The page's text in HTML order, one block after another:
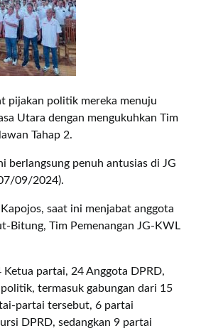
pijakan politik mereka menuju
Utara dengan mengukuhkan Tim
Tahap 2.
berlangsung penuh antusias di JG
09/2024).
saat ini menjabat anggota
Bitung, Tim Pemenangan JG-KWL
partai, 24 Anggota DPRD,
termasuk gabungan dari 15
partai tersebut, 6 partai
DPRD, sedangkan 9 partai